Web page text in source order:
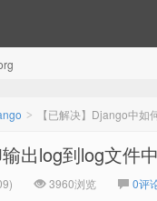
> 【已解决】Django中
出log到log文件中
3960浏览 0评